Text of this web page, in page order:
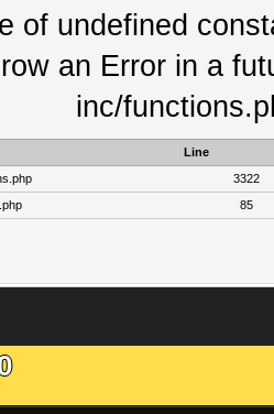
of undefined
an Error in a
inc/
Line
3322
85